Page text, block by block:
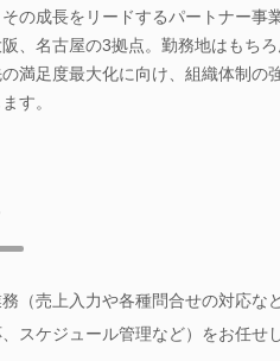
の成長をリードするパートナー事
、名古屋の3拠点。勤務地はもちろ
満足度最大化に向け、組織体制の
す。
（売上入力や各種問合せの対応な
スケジュール管理など）をお任せ